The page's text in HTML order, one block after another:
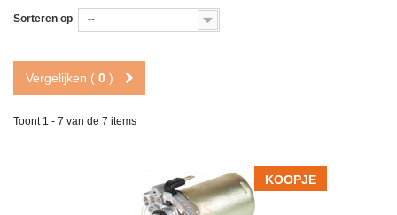
Sorteren op --
Vergelijken ( 0 )
Toont 1 - 7 van de 7 items
KOOPJE